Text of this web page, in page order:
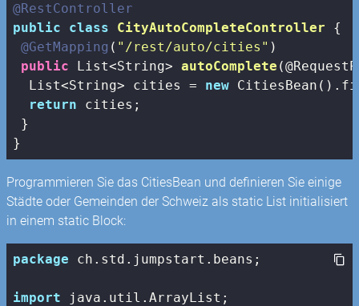
@RestController
public
class CityAutoCompleteController
{
@GetMapping ( "/rest/auto/cities" )
public List<String> autoComplete
  List<String> cities =
new
return cities;
}
}
Programmieren Sie das CitiesBean und definieren Sie einige
Städte oder Gemeinden der Schweiz als static List initialisiert
in einem static Block:
package ch.std.jumpstart.beans;
import